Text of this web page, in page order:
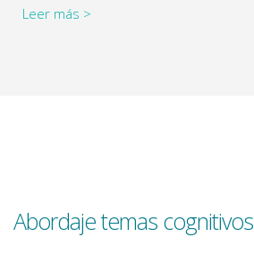
Leer más >
Abordaje temas cognitivos